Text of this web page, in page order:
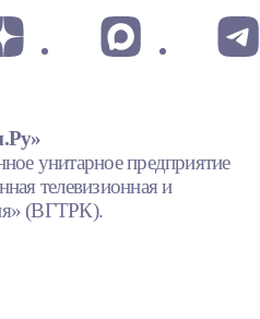
унитарное предприятие
телевизионная и
(ВГТРК).